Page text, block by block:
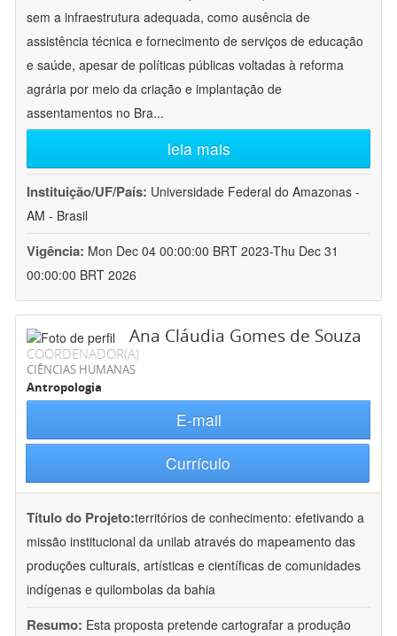
sem a infraestrutura adequada, como ausência de
assistência técnica e fornecimento de serviços de educação
e saúde, apesar de políticas públicas voltadas à reforma
agrária por meio da criação e implantação de
assentamentos no Bra...
leia mais
Instituição/UF/País: Universidade Federal do Amazonas -
AM - Brasil
Vigência: Mon Dec 04 00:00:00 BRT 2023-Thu Dec 31
00:00:00 BRT 2026
Ana Cláudia Gomes de Souza
COORDENADOR(A)
CIÊNCIAS HUMANAS
Antropologia
E-mail
Currículo
Título do Projeto:territórios de conhecimento: efetivando a
missão institucional da unilab através do mapeamento das
produções culturais, artísticas e científicas de comunidades
indígenas e quilombolas da bahia
Resumo: Esta proposta pretende cartografar a produção